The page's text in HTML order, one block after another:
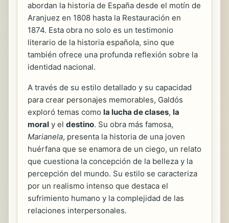
abordan la historia de España desde el motín de
Aranjuez en 1808 hasta la Restauración en
1874. Esta obra no solo es un testimonio
literario de la historia española, sino que
también ofrece una profunda reflexión sobre la
identidad nacional.
A través de su estilo detallado y su capacidad
para crear personajes memorables, Galdós
exploró temas como la lucha de clases, la
moral y el destino. Su obra más famosa,
Marianela, presenta la historia de una joven
huérfana que se enamora de un ciego, un relato
que cuestiona la concepción de la belleza y la
percepción del mundo. Su estilo se caracteriza
por un realismo intenso que destaca el
sufrimiento humano y la complejidad de las
relaciones interpersonales.